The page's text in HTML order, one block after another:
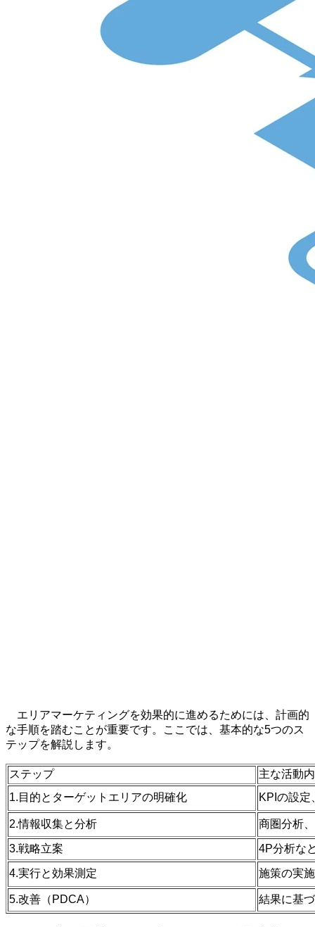
エリアマーケティングを効果的に進めるためには、計画的
な手順を踏むことが重要です。ここでは、基本的な5つのス
テップを解説します。
ステップ
主な活動
1.目的とターゲットエリアの明確化
KPIの設定
2.情報収集と分析 商圏分析
3.戦略立案 4P分析な
4.実行と効果測定 施策の実
5.改善（PDCA） 結果に基